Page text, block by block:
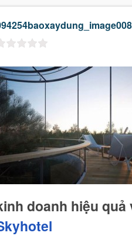
doanh hiệu quả